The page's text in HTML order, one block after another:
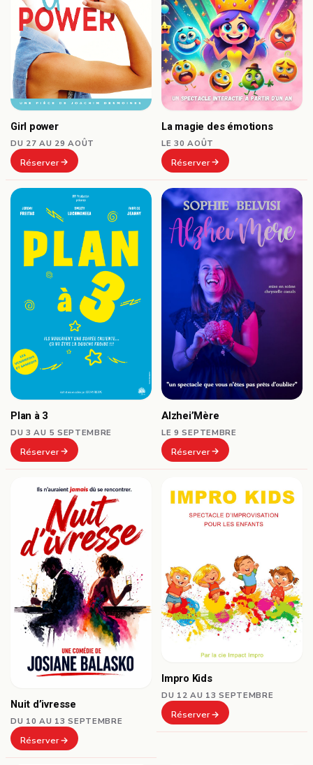
Girl power
DU 27 AU 29 AOÛT
Réserver
La magie des émotions
LE 30 AOÛT
Réserver
Plan à 3
DU 3 AU 5 SEPTEMBRE
Réserver
Alzhei’Mère
LE 9 SEPTEMBRE
Réserver
Nuit d’ivresse
DU 10 AU 13 SEPTEMBRE
Réserver
Impro Kids
DU 12 AU 13 SEPTEMBRE
Réserver